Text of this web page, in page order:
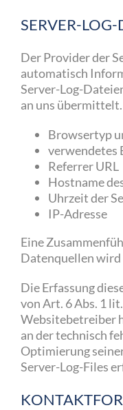
SERVER-
Der Provider der
automatisch
Server-Log-
an uns
Browsertyp
verwendetes
Referrer URL
Hostname
Uhrzeit der
IP-Adresse
Eine
Datenquellen
Die Erfassung
von Art. 6 Abs. 1
Websitebetreiber
an der technisch
Optimierung
Server-Log-Files